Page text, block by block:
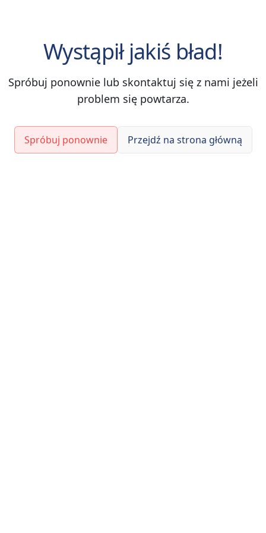
Wystąpił jakiś bład!
Spróbuj ponownie lub skontaktuj się z nami jeżeli
problem się powtarza.
Spróbuj ponownie Przejdź na strona główną